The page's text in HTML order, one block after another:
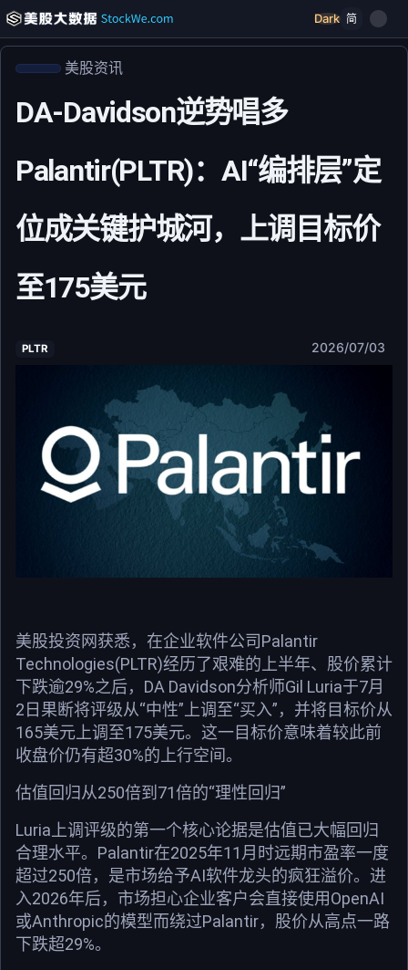
Dark 简
美股资讯
DA-Davidson逆势唱多
Palantir(PLTR)：AI“编排层”定
位成关键护城河，上调目标价
至175美元
PLTR 2026/07/03
美股投资网获悉，在企业软件公司Palantir
Technologies(PLTR)经历了艰难的上半年、股价累计
下跌逾29%之后，DA Davidson分析师Gil Luria于7月
2日果断将评级从“中性”上调至“买入”，并将目标价从
165美元上调至175美元。这一目标价意味着较此前
收盘价仍有超30%的上行空间。
估值回归从250倍到71倍的“理性回归”
Luria上调评级的第一个核心论据是估值已大幅回归
合理水平。Palantir在2025年11月时远期市盈率一度
超过250倍，是市场给予AI软件龙头的疯狂溢价。进
入2026年后，市场担心企业客户会直接使用OpenAI
或Anthropic的模型而绕过Palantir，股价从高点一路
下跌超29%。